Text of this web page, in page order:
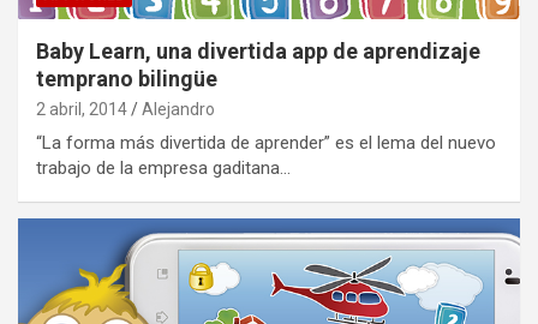
Baby Learn, una divertida app de aprendizaje
temprano bilingüe
2 abril, 2014 Alejandro
“La forma más divertida de aprender” es el lema del nuevo
trabajo de la empresa gaditana…